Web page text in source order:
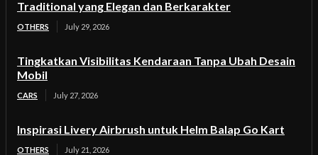
Traditional yang Elegan dan Berkarakter
OTHERS July 29, 2026
Tingkatkan Visibilitas Kendaraan Tanpa Ubah Desain
Mobil
CARS July 27, 2026
Inspirasi Livery Airbrush untuk Helm Balap Go Kart
OTHERS July 21, 2026